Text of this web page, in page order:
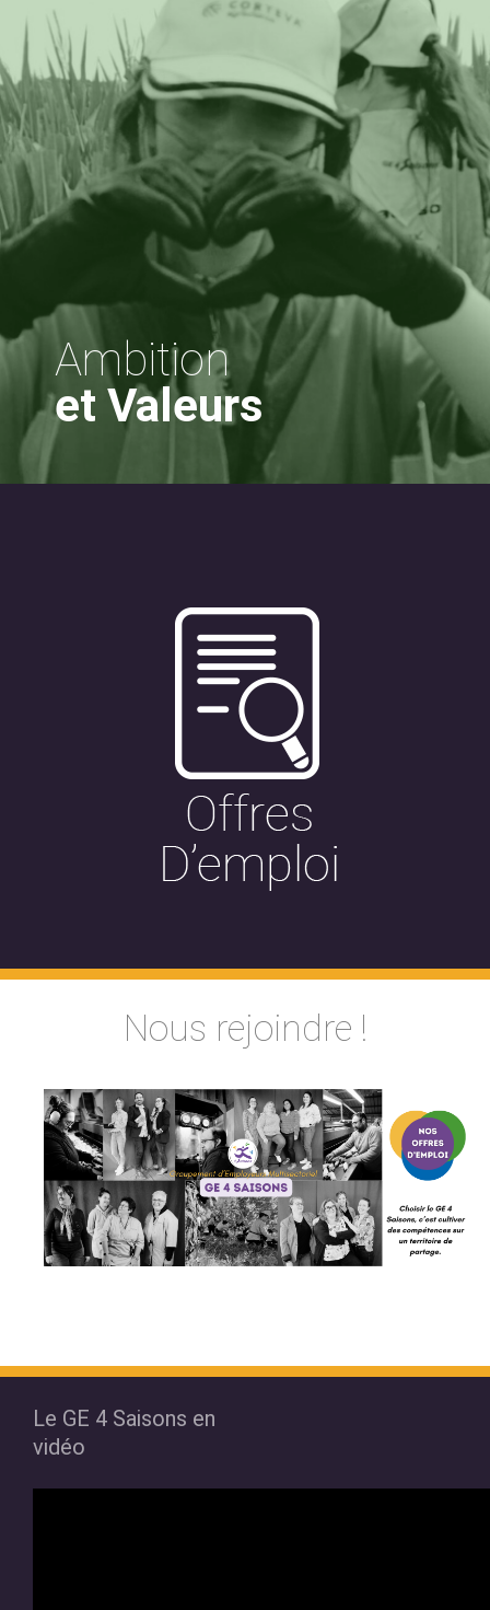
Ambition
et Valeurs
Nous rejoindre !
Le GE 4 Saisons en
vidéo